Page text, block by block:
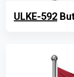
ULKE-592